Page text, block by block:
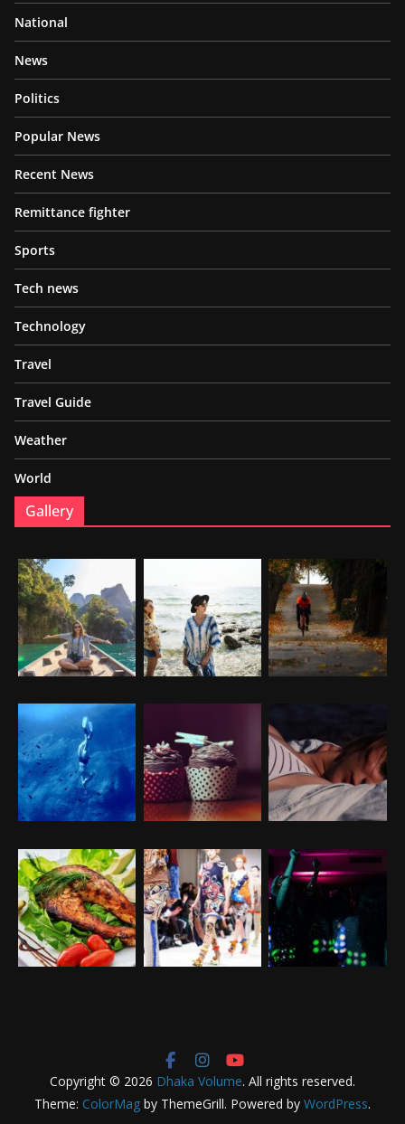
National
News
Politics
Popular News
Recent News
Remittance fighter
Sports
Tech news
Technology
Travel
Travel Guide
Weather
World
Gallery
Copyright © 2026 Dhaka Volume. All rights reserved.
Theme: ColorMag by ThemeGrill. Powered by WordPress.